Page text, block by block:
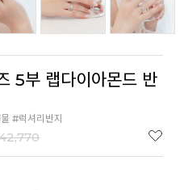
5부 랩다이아몬드 반
#럭셔리반지